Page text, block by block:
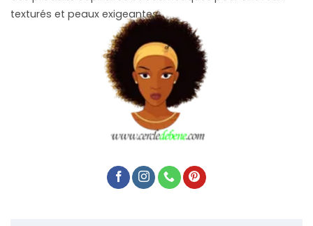
texturés et peaux exigeantes.